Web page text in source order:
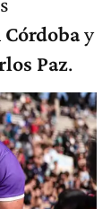
Córdobay
Paz.